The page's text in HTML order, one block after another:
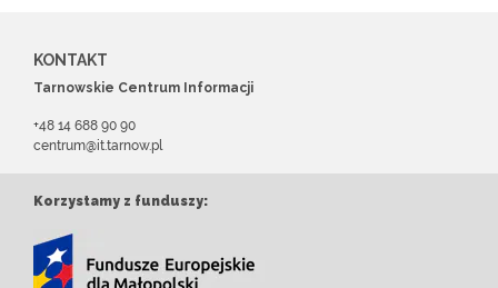
KONTAKT
Tarnowskie Centrum Informacji
+48 14 688 90 90
centrum@it.tarnow.pl
Korzystamy z funduszy: